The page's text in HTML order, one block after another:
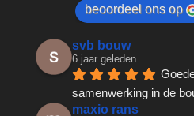
beoordeel ons op
svb bouw
6 jaar geleden
samenwerking in de
maxio rans